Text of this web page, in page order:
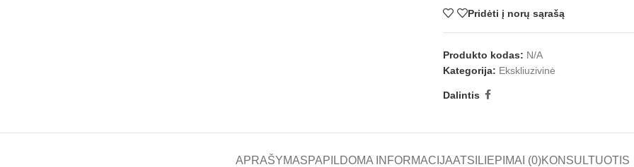
Pridėti į norų sąrašą
Produkto kodas: N/A
Kategorija: Ekskliuzivinė
Dalintis
APRAŠYMASPAPILDOMA INFORMACIJAATSILIEPIMAI (0)KONSULTUOTIS